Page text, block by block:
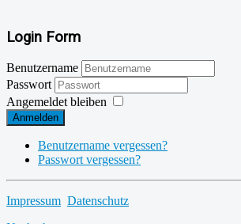
Login Form
Benutzername
Passwort
Angemeldet bleiben
Anmelden
Benutzername vergessen?
Passwort vergessen?
Impressum Datenschutz